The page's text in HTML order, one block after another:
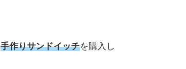
手作りサンドイッチを購入し